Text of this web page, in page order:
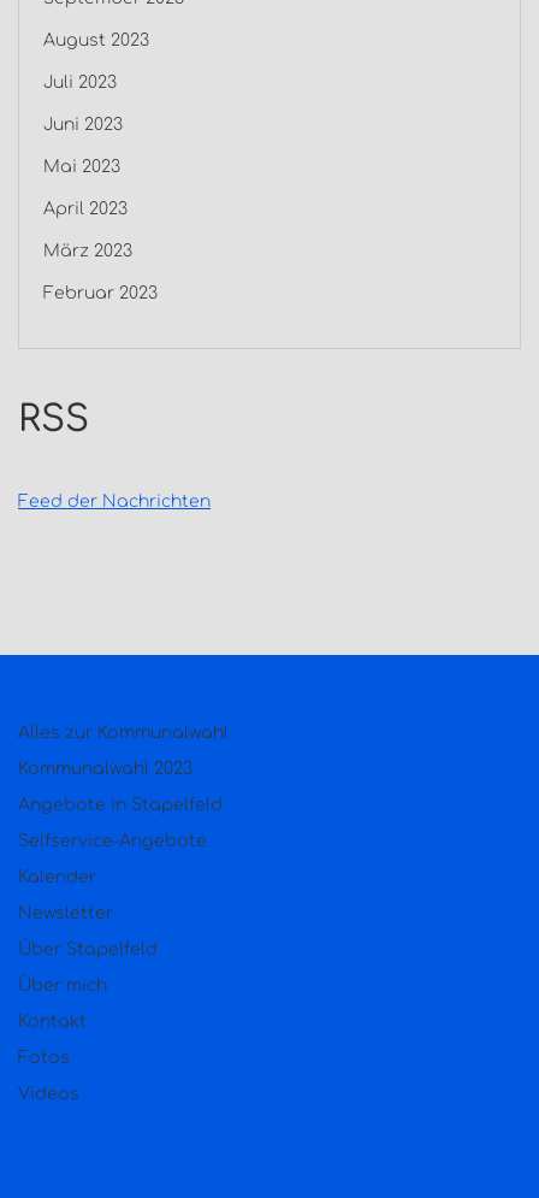
August 2023
Juli 2023
Juni 2023
Mai 2023
April 2023
März 2023
Februar 2023
RSS
Feed der Nachrichten
Alles zur Kommunalwahl
Kommunalwahl 2023
Angebote in Stapelfeld
Selfservice-Angebote
Kalender
Newsletter
Über Stapelfeld
Über mich
Kontakt
Fotos
Videos